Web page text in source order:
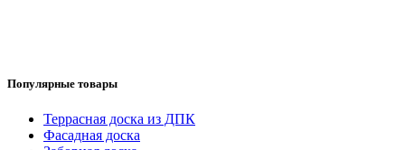
Популярные товары
Террасная доска из ДПК
Фасадная доска